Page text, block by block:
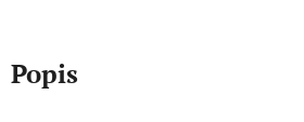
Popis